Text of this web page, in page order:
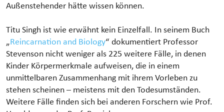
Außenstehender hätte wissen können.
Titu Singh ist wie erwähnt kein Einzelfall. In seinem Buch
„ Reincarnation and Biology“ dokumentiert Professor
Stevenson nicht weniger als 225 weitere Fälle, in denen
Kinder Körpermerkmale aufweisen, die in einem
unmittelbaren Zusammenhang mit ihrem Vorleben zu
stehen scheinen – meistens mit den Todesumständen.
Weitere Fälle finden sich bei anderen Forschern wie Prof.